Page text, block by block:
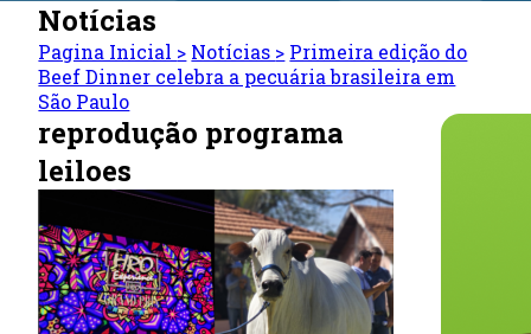
Notícias
Pagina Inicial > Notícias > Primeira edição do
Beef Dinner celebra a pecuária brasileira em
São Paulo
reprodução programa
leiloes